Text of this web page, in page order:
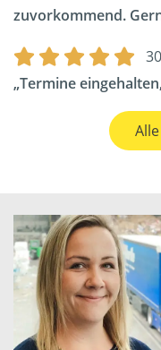
zuvorkommend.
Termine